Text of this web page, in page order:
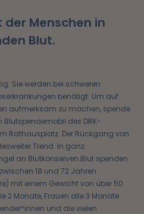
der Menschen in
Blut.
Sie werden bei schweren
benötigt. Um auf
aufmerksam zu machen, spende
Blutspendemobil des DRK-
Rathausplatz. Der Rückgang von
Trend. In ganz
an Blutkonserven.Blut spenden
18 und 72 Jahren
mit einem Gewicht von über 50
2 Monate, Frauen alle 3 Monate
und die vielen